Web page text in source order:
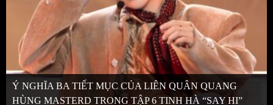
Ý NGHĨA BA TIẾT MỤC CỦA LIÊN QUÂN QUANG
HÙNG MASTERD TRONG TẬP 6 TINH HÀ “SAY HI”